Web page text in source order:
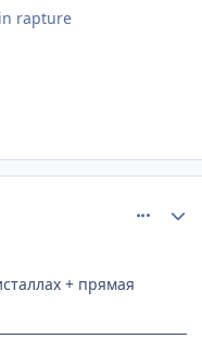
rapture
+ прямая